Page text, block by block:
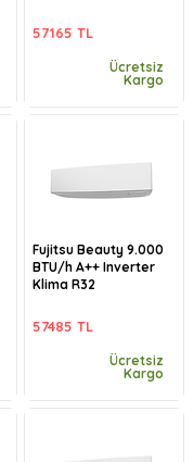
57165 TL
Ücretsiz
Kargo
Fujitsu Beauty 9.000
BTU/h A++ Inverter
Klima R32
57485 TL
Ücretsiz
Kargo